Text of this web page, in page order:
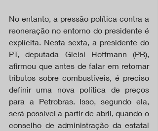
No entanto, a pressão política contra a
reoneração no entorno do presidente é
explícita. Nesta sexta, a presidente do
PT, deputada Gleisi Hoffmann (PR),
afirmou que antes de falar em retomar
tributos sobre combustíveis, é preciso
definir uma nova política de preços
para a Petrobras. Isso, segundo ela,
será possível a partir de abril, quando o
conselho de administração da estatal